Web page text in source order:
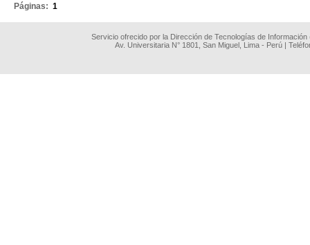
Páginas: 1
Servicio ofrecido por la Dirección de Tecnologías de
Av. Universitaria N° 1801, San Miguel, Lima - Perú |